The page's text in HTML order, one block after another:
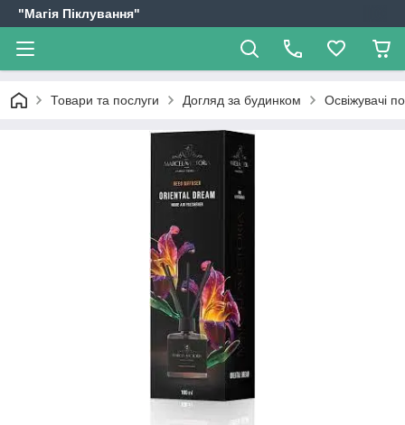
"Магія Піклування"
Товари та послуги Догляд за будинком Освіжувачі